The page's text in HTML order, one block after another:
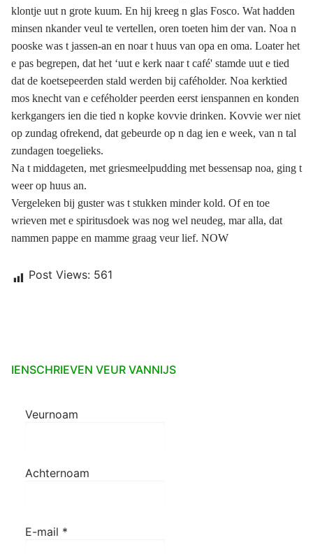
klontje uut n grote kuum. En hij kreeg n glas Fosco. Wat hadden
minsen nkander veul te vertellen, oren toeten him der van. Noa n
pooske was t jassen-an en noar t huus van opa en oma. Loater het
e pas begrepen, dat het ‘uut e kerk naar t café' stamde uut e tied
dat de koetsepeerden stald werden bij caféholder. Noa kerktied
mos knecht van e ceféholder peerden eerst ienspannen en konden
kerkgangers ien die tied n kopke kovvie drinken. Kovvie wer niet
op zundag ofrekend, dat gebeurde op n dag ien e week, van n tal
zundagen toegelieks.
Na t middageten, met griesmeelpudding met bessensap noa, ging t
weer op huus an.
Vergeleken bij guster was t stukken minder kold. Of en toe
wrieven met e spiritusdoek was nog wel neudeg, mar alla, dat
nammen pappe en mamme graag veur lief. NOW
Post Views: 561
IENSCHRIEVEN VEUR VANNIJS
Veurnoam
Achternoam
E-mail *